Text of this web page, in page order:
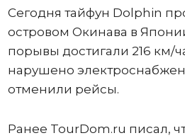
Сегодня тайфун Dolphin
островом Окинава в
порывы достигали 216 км/
нарушено
отменили рейсы.
Ранее TourDom.ru писал,